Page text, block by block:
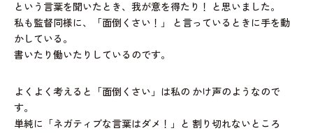
という言葉を聞いたとき、我が意を得たり！
と思いました。
私も監督同様に、「面倒くさい！」
と言っているときに手を動
かしている。
書いたり働いたりしているのです。
よくよく考えると「面倒くさい」は私の かけ声のようなので
す。
単純に「ネガティブな言葉はダメ！」と 割り切れないところ